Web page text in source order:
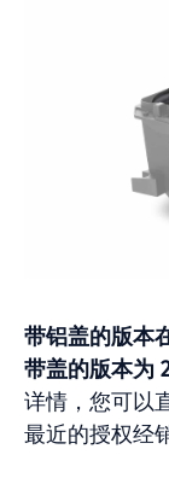
带铝盖的版本
带盖的版本为
详情，您可以
最近的授权经